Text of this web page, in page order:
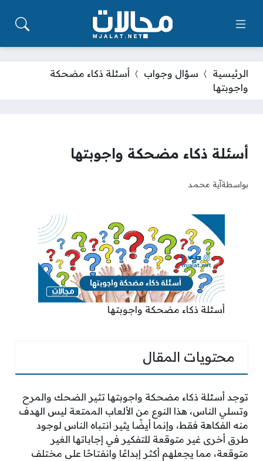
الرئيسية سؤال وجواب
أسئلة ذكاء مضحكة
واجوبتها
أسئلة ذكاء مضحكة واجوبتها
بواسطةآية محمد
أسئلة ذكاء مضحكة واجوبتها
محتويات المقال
توجد أسئلة ذكاء مضحكة واجوبتها تثير الضحك والمرح
وتسلي الناس، هذا النوع من الألعاب الممتعة ليس الهدف
منه الفكاهة فقط، وإنما أيضًا يثير انتباه الناس لوجود
طرق أخرى غير متوقعة للتفكير في إجاباتها الغير
متوقعة، مما يجعلهم أكثر إبداعًا وانفتاحًا على مختلف